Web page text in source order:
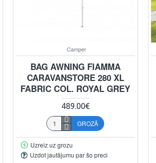
Camper
BAG AWNING FIAMMA
CARAVANSTORE 280 XL
FABRIC COL. ROYAL GREY
489.00€
GROZĀ
Uzreiz uz grozu
Uzdot jautājumu par šo preci